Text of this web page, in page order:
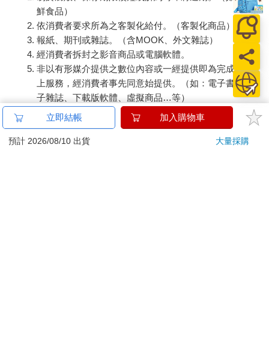
鮮食品）
依消費者要求所為之客製化給付。（客製化商品）
報紙、期刊或雜誌。（含MOOK、外文雜誌）
經消費者拆封之影音商品或電腦軟體。
非以有形媒介提供之數位內容或一經提供即為完成之線
上服務，經消費者事先同意始提供。（如：電子書、電
子雜誌、下載版軟體、虛擬商品…等）
已拆封之個人衛生用品。（如：內衣褲、刮鬍刀、除毛
刀…等）
若非上列種類商品，均享有到貨7天的猶豫期（含例假
立即結帳 加入購物車
預計 2026/08/10 出貨 大量採購